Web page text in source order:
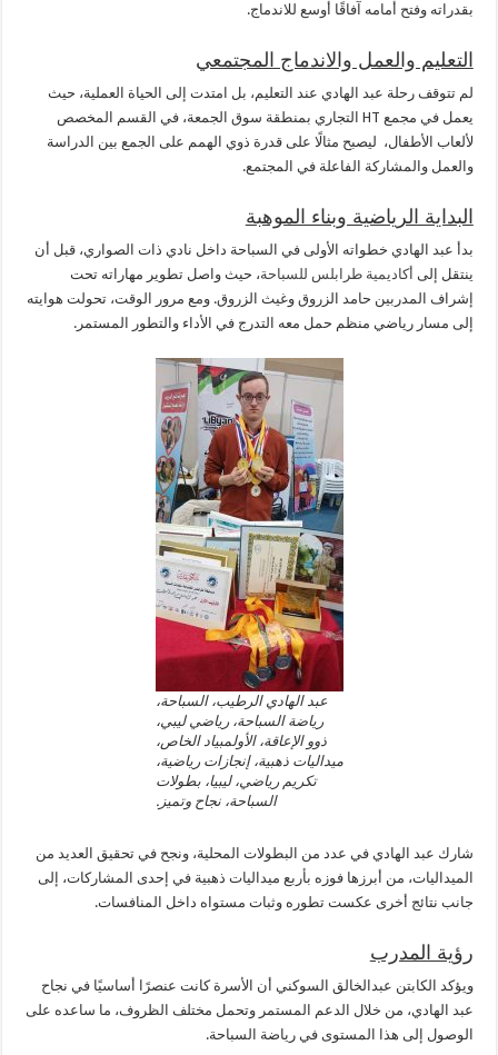
بقدراته وفتح أمامه آفاقًا أوسع للاندماج.
التعليم والعمل والاندماج المجتمعي
لم تتوقف رحلة عبد الهادي عند التعليم، بل امتدت إلى الحياة العملية، حيث
يعمل في مجمع HT التجاري بمنطقة سوق الجمعة، في القسم المخصص
لألعاب الأطفال، ليصبح مثالًا على قدرة ذوي الهمم على الجمع بين الدراسة
والعمل والمشاركة الفاعلة في المجتمع.
البداية الرياضية وبناء الموهبة
بدأ عبد الهادي خطواته الأولى في السباحة داخل نادي ذات الصواري، قبل أن
ينتقل إلى أكاديمية طرابلس للسباحة، حيث واصل تطوير مهاراته تحت
إشراف المدربين حامد الزروق وغيث الزروق. ومع مرور الوقت، تحولت هوايته
إلى مسار رياضي منظم حمل معه التدرج في الأداء والتطور المستمر.
عبد الهادي الرطيب، السباحة،
رياضة السباحة، رياضي ليبي،
ذوو الإعاقة، الأولمبياد الخاص،
ميداليات ذهبية، إنجازات رياضية،
تكريم رياضي، ليبيا، بطولات
السباحة، نجاح وتميز.
شارك عبد الهادي في عدد من البطولات المحلية، ونجح في تحقيق العديد من
الميداليات، من أبرزها فوزه بأربع ميداليات ذهبية في إحدى المشاركات، إلى
جانب نتائج أخرى عكست تطوره وثبات مستواه داخل المنافسات.
رؤية المدرب
ويؤكد الكابتن عبدالخالق السوكني أن الأسرة كانت عنصرًا أساسيًا في نجاح
عبد الهادي، من خلال الدعم المستمر وتحمل مختلف الظروف، ما ساعده على
الوصول إلى هذا المستوى في رياضة السباحة.